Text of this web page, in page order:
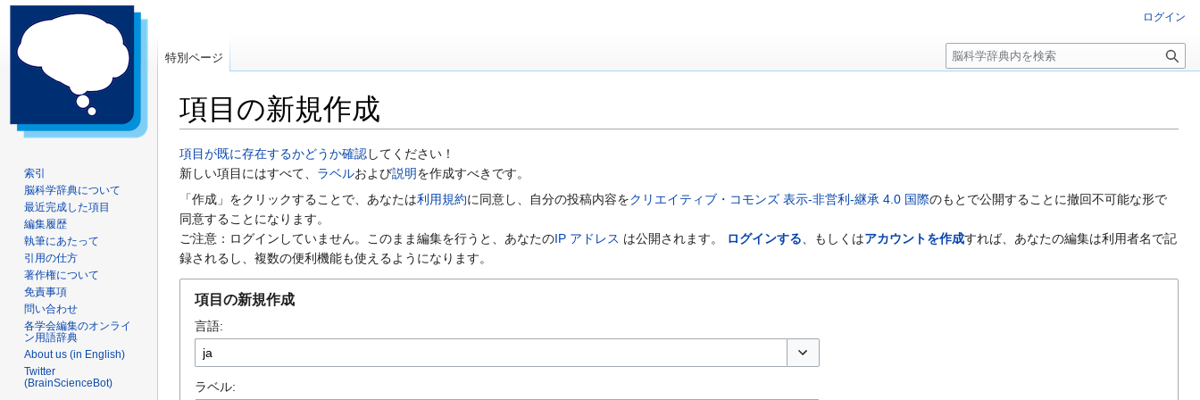
項目の新規作成
ナ
ビ
ゲ
ー
シ
ョ
検
索
に
移
動
項目が既に存在するかどうか確認してください！
新しい項目にはすべて、 ラベルおよび説明を作成すべきです。
「作成」をクリックすることで、あなたは利用規約に同意し、自分の投稿内容をクリエイティブ・コモンズ 表示-非営利-継承 4.0 国際のもとで公開することに撤回不可能な形で
同意することになります。
ご注意：ログインしていません。このまま編集を行うと、あなたのIP アドレス は公開されます。 ログインする、もしくはアカウントを作成すれば、あなたの編集は利用者名で記
録されるし、複数の便利機能も使えるようになります。
項目の新規作成
言語:
ラベル:
ログイン
特別ページ
検
索
索引
脳科学辞典について
最近完成した項目
編集履歴
執筆にあたって
引用の仕方
著作権について
免責事項
問い合わせ
各学会編集のオンライ
ン用語辞典
About us (in English)
Twitter
(BrainScienceBot)